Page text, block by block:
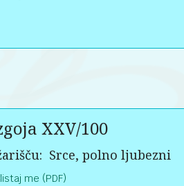
XXV/100
Srce, polno ljubezni
me (PDF)